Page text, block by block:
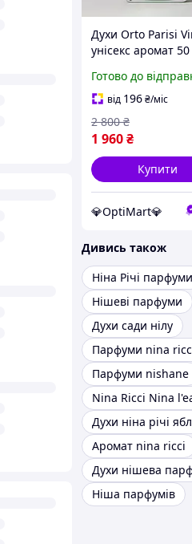
Духи Orto Parisi
унісекс аромат 50
нотами парфуми
Парізі Віріде
Готово до
від 196₴/міс
1 960₴
2 800 ₴
Купити
💎OptiMart💎
Дивись також
Ніна Річі парфуми
Нішеві парфуми
Духи сади нілу
Парфуми nina
Парфуми nishane
Nina Ricci Nina
Духи ніна річі
Аромат nina ricci
Ніша парфумів